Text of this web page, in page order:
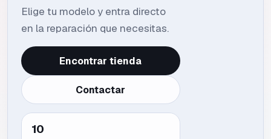
Elige tu modelo y entra directo
en la reparación que necesitas.
Encontrar tienda
Contactar
10